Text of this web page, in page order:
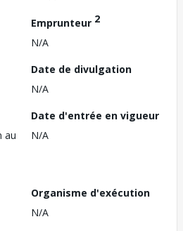
Emprunteur 2
N/A
Date de divulgation
N/A
au
Date d'entrée en vigueur
N/A
Organisme d'exécution
N/A